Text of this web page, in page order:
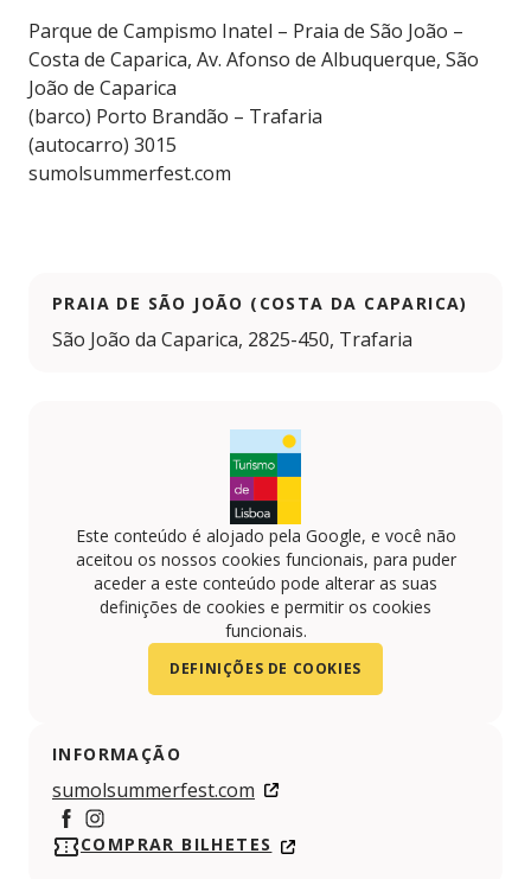
Parque de Campismo Inatel – Praia de São João –
Costa de Caparica, Av. Afonso de Albuquerque, São
João de Caparica
(barco) Porto Brandão – Trafaria
(autocarro) 3015
sumolsummerfest.com
PRAIA DE SÃO JOÃO (COSTA DA CAPARICA)
São João da Caparica, 2825-450, Trafaria
Este conteúdo é alojado pela Google, e você não
aceitou os nossos cookies funcionais, para puder
aceder a este conteúdo pode alterar as suas
definições de cookies e permitir os cookies
funcionais.
DEFINIÇÕES DE COOKIES
INFORMAÇÃO
sumolsummerfest.com
Facebook
https://www.instagram.com/sumolsummerfest/
COMPRAR BILHETES